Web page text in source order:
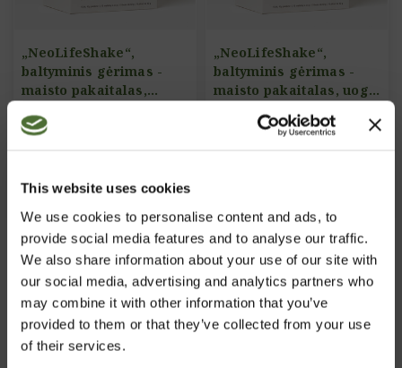
This website uses cookies
We use cookies to personalise content and ads, to
provide social media features and to analyse our traffic.
We also share information about your use of our site with
our social media, advertising and analytics partners who
may combine it with other information that you’ve
provided to them or that they’ve collected from your use
of their services.
„NeoLifeShake“,
baltyminis gėrimas -
maisto pakaitalas,
PREKĖS KODAS: 916
Pirkti Dabar
„NeoLifeShake“,
baltyminis gėrimas -
maisto pakaitalas, uogų
PREKĖS KODAS: 917